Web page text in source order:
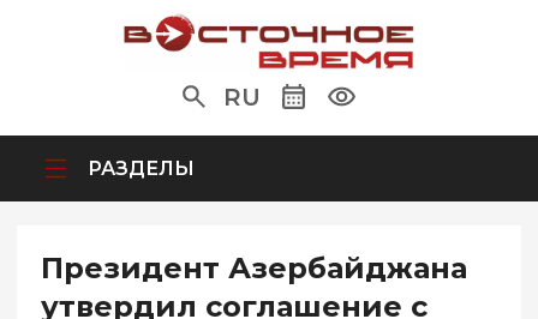
RU
РАЗДЕЛЫ
Президент Азербайджана
утвердил соглашение с